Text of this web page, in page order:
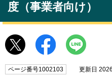
度（事業者向け）
ページ番号1002103 更新日 2026